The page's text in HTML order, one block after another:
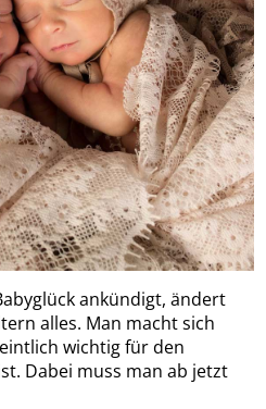
ankündigt, ändert
alles. Man macht sich
wichtig für den
Dabei muss man ab jetzt